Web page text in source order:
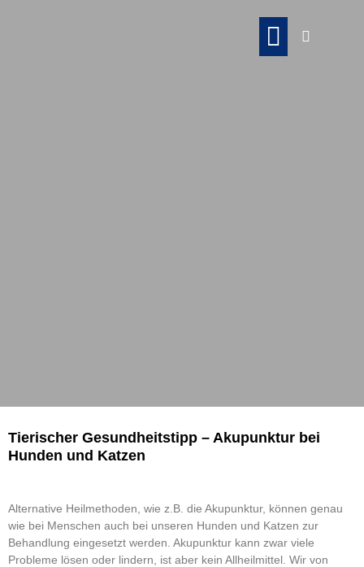
Tierischer Gesundheitstipp – Akupunktur bei
Hunden und Katzen
Alternative Heilmethoden, wie z.B. die Akupunktur, können genau
wie bei Menschen auch bei unseren Hunden und Katzen zur
Behandlung eingesetzt werden. Akupunktur kann zwar viele
Probleme lösen oder lindern, ist aber kein Allheilmittel. Wir von